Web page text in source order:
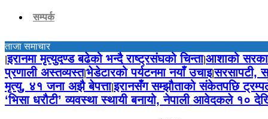
सम्पर्क
ताजा समाचार
|इरानमा मृत्युदण्ड बढेको भन्दै राष्ट्रसंघको चिन्ता|आशाको
प्रणाली अस्तव्यस्त|भेडेटारको पर्यटनमा नयाँ उचाइ|सरसापटी,
मृत्यु, ४१ जना अझै बेपत्ता|इरानसँग सम्झौताको संकेतपछि
‘भिसा धरौटी’ व्यवस्था स्थायी बनायो, नेपाली आवेदकले १०